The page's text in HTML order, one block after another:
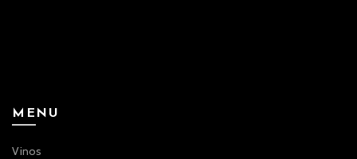
MENU
Vinos